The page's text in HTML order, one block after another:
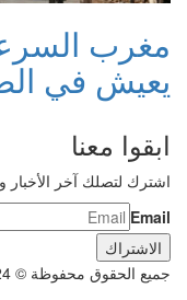
مغرب
يعيش في
ابقوا معنا
اشترك لتصلك آخر الأخبار
Email
جميع الحقوق محفوظة © 2024-2018